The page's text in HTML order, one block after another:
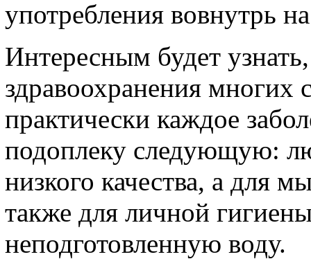
употребления вовнутрь
Интересным будет
здравоохранения многих
практически каждое
подоплеку следующую:
низкого качества, а для
также для личной
неподготовленную воду.